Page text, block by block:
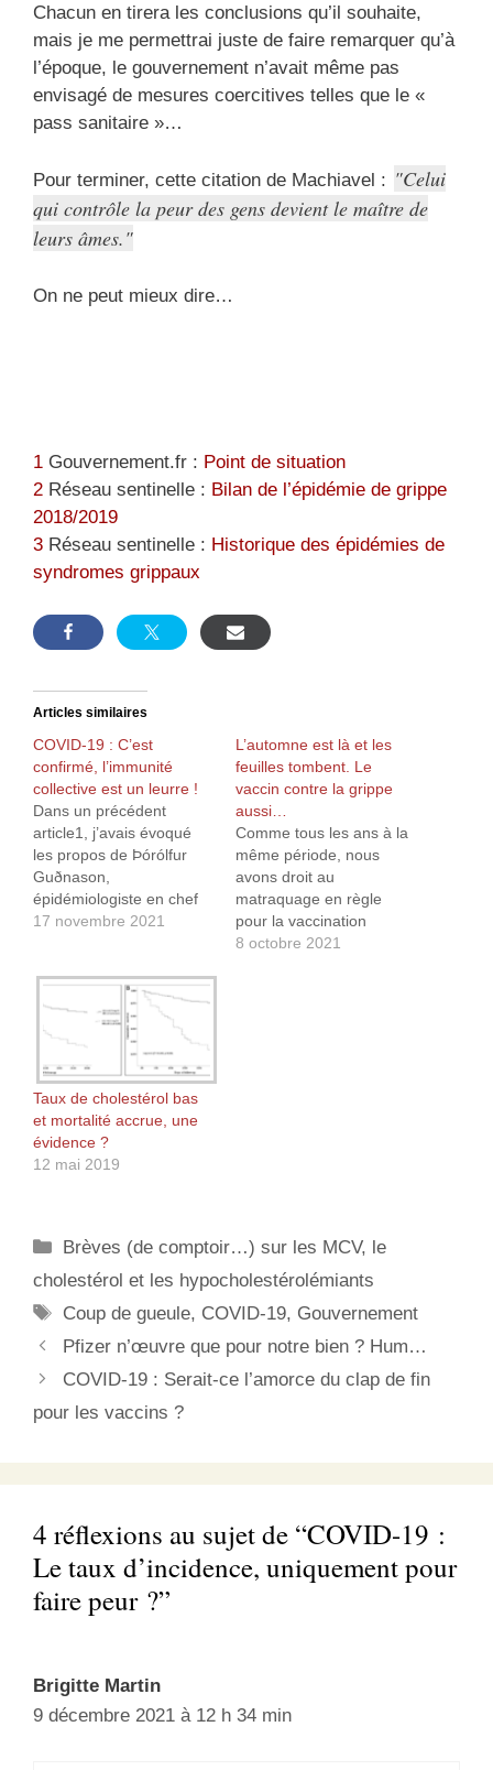
Chacun en tirera les conclusions qu’il souhaite,
mais je me permettrai juste de faire remarquer qu’à
l’époque, le gouvernement n’avait même pas
envisagé de mesures coercitives telles que le «
pass sanitaire »…
Pour terminer, cette citation de Machiavel :
Celui
qui contrôle la peur des gens devient le maître de
leurs âmes.
On ne peut mieux dire…
1 Gouvernement.fr : Point de situation
2 Réseau sentinelle : Bilan de l’épidémie de grippe
2018/2019
3 Réseau sentinelle : Historique des épidémies de
syndromes grippaux
Articles similaires
COVID-19 : C’est
confirmé, l’immunité
collective est un leurre !
Dans un précédent
article1, j’avais évoqué
les propos de Þórólfur
Guðnason,
épidémiologiste en chef
de l’Islande, qui affirmait
collective que les experts
espéraient, ce malgré
une couverture vaccinale
exemplaire de plus de
80 %. On peut aussi
relever les désillusions
d’Israël2, la destruction…
17 novembre 2021
L’automne est là et les
feuilles tombent. Le
vaccin contre la grippe
aussi…
Comme tous les ans à la
même période, nous
avons droit au
matraquage en règle
pour la vaccination
antigrippale. Cette année,
8 octobre 2021
Taux de cholestérol bas
et mortalité accrue, une
évidence ?
12 mai 2019
Catégories
Brèves (de comptoir…) sur les MCV, le
cholestérol et les hypocholestérolémiants
Étiquettes
Coup de gueule, COVID-19, Gouvernement
Pfizer n’œuvre que pour notre bien ? Hum…
COVID-19 : Serait-ce l’amorce du clap de fin
pour les vaccins ?
4 réflexions au sujet de “COVID-19 :
Le taux d’incidence, uniquement pour
faire peur ?”
Brigitte Martin
9 décembre 2021 à 12 h 34 min